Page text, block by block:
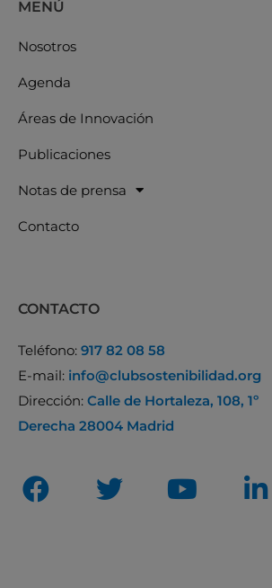
MENÚ
Nosotros
Agenda
Áreas de Innovación
Publicaciones
Notas de prensa
Contacto
CONTACTO
Teléfono: 917 82 08 58
E-mail: info@clubsostenibilidad.org
Dirección: Calle de Hortaleza, 108, 1º
Derecha 28004 Madrid